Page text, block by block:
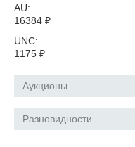
AU:
16384 ₽
UNC:
1175 ₽
Аукционы
Разновидности